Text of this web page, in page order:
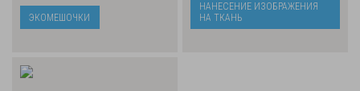
ЭКОМЕШОЧКИ
НАНЕСЕНИЕ ИЗОБРАЖЕНИЯ
НА ТКАНЬ